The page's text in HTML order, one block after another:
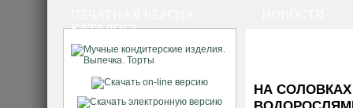
КАТАЛОГА
НА